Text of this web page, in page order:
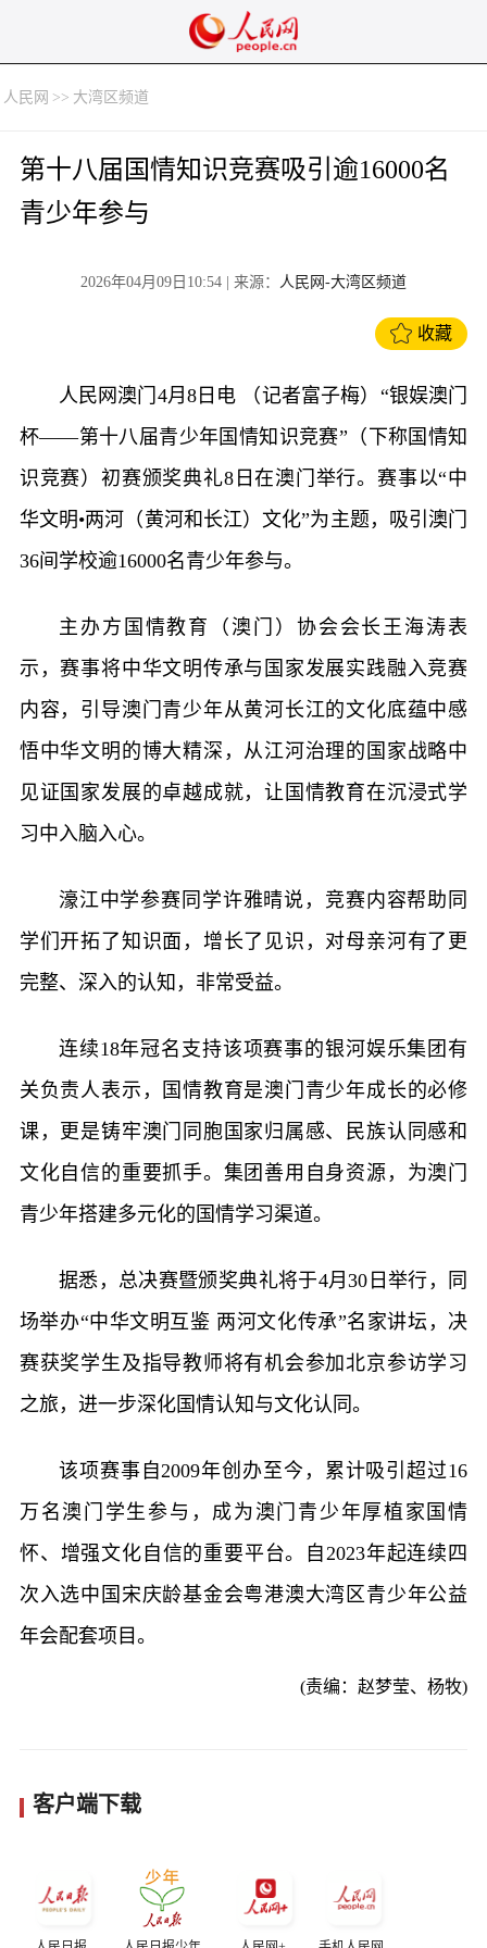
人民网 >> 大湾区频道
第十八届国情知识竞赛吸引逾16000名
青少年参与
2026年04月09日10:54 | 来源： 人民网-大湾区频道
收藏
人民网澳门4月8日电 （记者富子梅）“银娱澳门
杯——第十八届青少年国情知识竞赛”（下称国情知
识竞赛）初赛颁奖典礼8日在澳门举行。赛事以“中
华文明•两河（黄河和长江）文化”为主题，吸引澳门
36间学校逾16000名青少年参与。
主办方国情教育（澳门）协会会长王海涛表
示，赛事将中华文明传承与国家发展实践融入竞赛
内容，引导澳门青少年从黄河长江的文化底蕴中感
悟中华文明的博大精深，从江河治理的国家战略中
见证国家发展的卓越成就，让国情教育在沉浸式学
习中入脑入心。
濠江中学参赛同学许雅晴说，竞赛内容帮助同
学们开拓了知识面，增长了见识，对母亲河有了更
完整、深入的认知，非常受益。
连续18年冠名支持该项赛事的银河娱乐集团有
关负责人表示，国情教育是澳门青少年成长的必修
课，更是铸牢澳门同胞国家归属感、民族认同感和
文化自信的重要抓手。集团善用自身资源，为澳门
青少年搭建多元化的国情学习渠道。
据悉，总决赛暨颁奖典礼将于4月30日举行，同
场举办“中华文明互鉴 两河文化传承”名家讲坛，决
赛获奖学生及指导教师将有机会参加北京参访学习
之旅，进一步深化国情认知与文化认同。
该项赛事自2009年创办至今，累计吸引超过16
万名澳门学生参与，成为澳门青少年厚植家国情
怀、增强文化自信的重要平台。自2023年起连续四
次入选中国宋庆龄基金会粤港澳大湾区青少年公益
年会配套项目。
(责编：赵梦莹、杨牧)
客户端下载